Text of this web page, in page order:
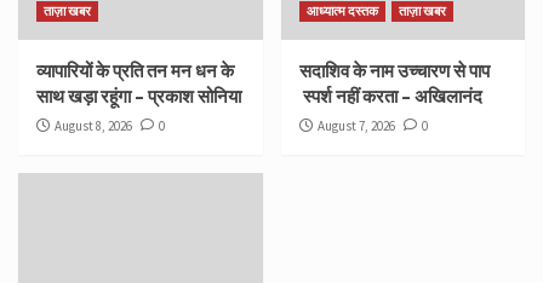
ताज़ा खबर
व्यापारियों के प्रति तन मन धन के
साथ खड़ा रहूंगा – प्रकाश सोनिया
August 8, 2026 0
आध्यात्म दस्तक ताज़ा खबर
सदाशिव के नाम उच्चारण से पाप
स्पर्श नहीं करता – अखिलानंद
August 7, 2026 0